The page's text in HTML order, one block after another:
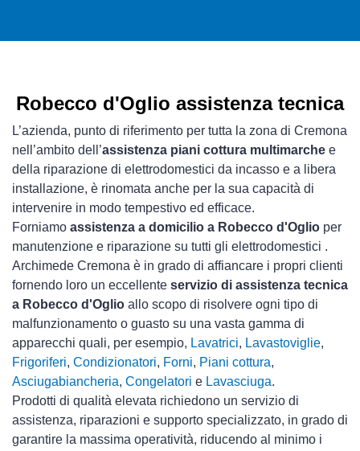
Robecco d'Oglio assistenza tecnica
L’azienda, punto di riferimento per tutta la zona di Cremona
nell’ambito dell’assistenza piani cottura multimarche e
della riparazione di elettrodomestici da incasso e a libera
installazione, è rinomata anche per la sua capacità di
intervenire in modo tempestivo ed efficace.
Forniamo assistenza a domicilio a Robecco d'Oglio per
manutenzione e riparazione su tutti gli elettrodomestici .
Archimede Cremona è in grado di affiancare i propri clienti
fornendo loro un eccellente servizio di assistenza tecnica
a Robecco d'Oglio allo scopo di risolvere ogni tipo di
malfunzionamento o guasto su una vasta gamma di
apparecchi quali, per esempio, Lavatrici, Lavastoviglie,
Frigoriferi, Condizionatori, Forni, Piani cottura,
Asciugabiancheria, Congelatori e Lavasciuga.
Prodotti di qualità elevata richiedono un servizio di
assistenza, riparazioni e supporto specializzato, in grado di
garantire la massima operatività, riducendo al minimo i